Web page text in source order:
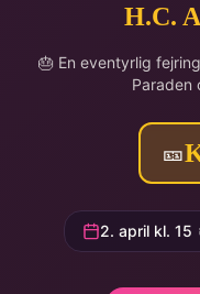
H.C.
🎂 En eventyrlig
Paraden
🎫
2. april kl. 15